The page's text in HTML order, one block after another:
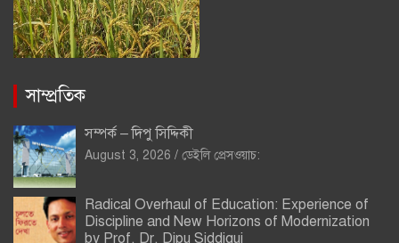
সাম্প্রতিক
সম্পর্ক – দিপু সিদ্দিকী
August 3, 2026 ডেইলি প্রেসওয়াচ:
Radical Overhaul of Education: Experience of
Discipline and New Horizons of Modernization
by Prof. Dr. Dipu Siddiqui